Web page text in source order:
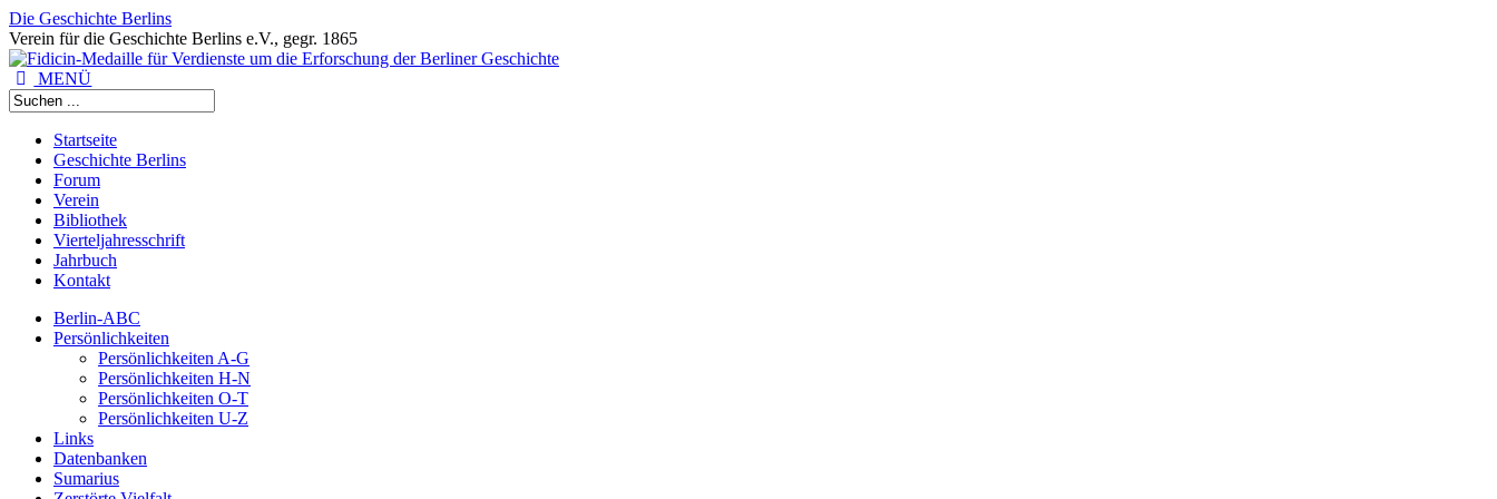
Die Geschichte Berlins
Verein für die Geschichte Berlins e.V., gegr. 1865
MENÜ
Startseite
Geschichte Berlins
Forum
Verein
Bibliothek
Vierteljahresschrift
Jahrbuch
Kontakt
Berlin-ABC
Persönlichkeiten
Persönlichkeiten A-G
Persönlichkeiten H-N
Persönlichkeiten O-T
Persönlichkeiten U-Z
Links
Datenbanken
Sumarius